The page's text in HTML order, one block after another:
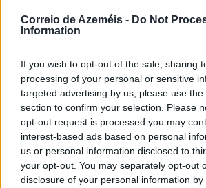
Correio de Azeméis - Do Not
Information
If you wish to opt-out of the sale, sharing
processing of your personal or sensitive
targeted advertising by us, please use
section to confirm your selection. Please
opt-out request is processed you may
interest-based ads based on personal
us or personal information disclosed to
your opt-out. You may separately opt-out
disclosure of your personal information
Noite Branca já soma 44 mil euros
7/08/2026